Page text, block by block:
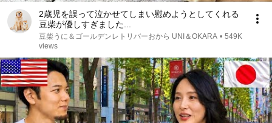
2歳児を誤って泣かせてしまい慰めようとしてくれる
豆柴が優しすぎました...
豆柴うに＆ゴールデンレトリバーおから UNI＆OKARA • 549K
views